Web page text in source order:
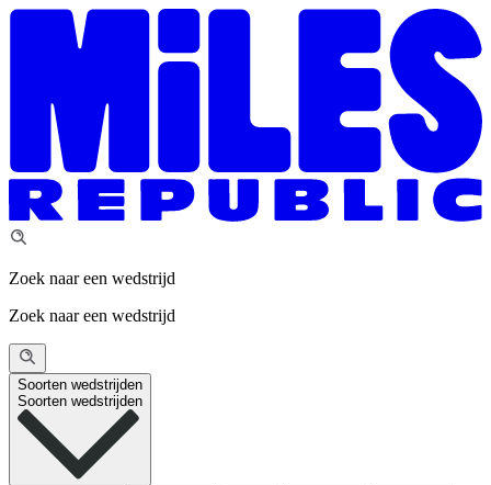
Zoek naar een wedstrijd
Zoek naar een wedstrijd
Soorten wedstrijden
Soorten wedstrijden